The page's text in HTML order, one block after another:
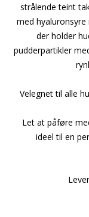
strålende teint
med
der holder
pudderpartikler
Velegnet til alle
Let at påføre
ideel til en